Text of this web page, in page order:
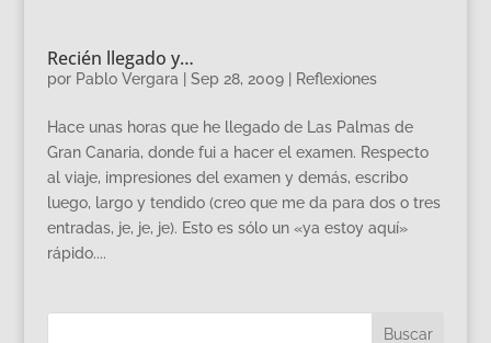
Recién llegado y…
por Pablo Vergara Sep 28, 2009| Reflexiones
Hace unas horas que he llegado de Las Palmas de
Gran Canaria, donde fui a hacer el examen. Respecto
al viaje, impresiones del examen y demás, escribo
luego, largo y tendido (creo que me da para dos o tres
entradas, je, je, je). Esto es sólo un «ya estoy aquí»
rápido....